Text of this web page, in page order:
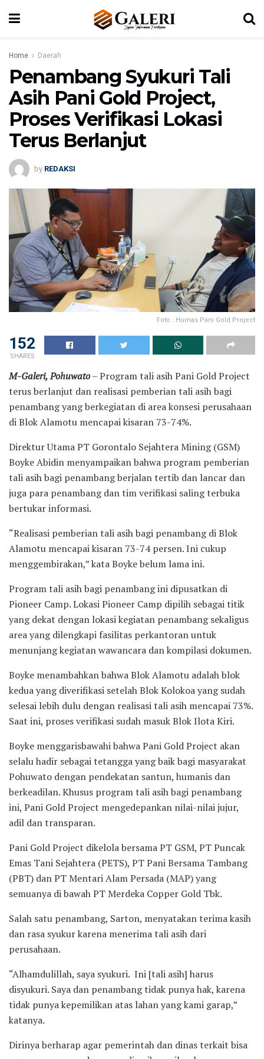
Home Daerah
Penambang Syukuri Tali
Asih Pani Gold Project,
Proses Verifikasi Lokasi
Terus Berlanjut
by REDAKSI
Foto : Humas Pani Gold Project
152
SHARES
M-Galeri, Pohuwato– Program tali asih Pani Gold Project
terus berlanjut dan realisasi pemberian tali asih bagi
penambang yang berkegiatan di area konsesi perusahaan
di Blok Alamotu mencapai kisaran 73-74%.
Direktur Utama PT Gorontalo Sejahtera Mining (GSM)
Boyke Abidin menyampaikan bahwa program pemberian
tali asih bagi penambang berjalan tertib dan lancar dan
juga para penambang dan tim verifikasi saling terbuka
bertukar informasi.
“Realisasi pemberian tali asih bagi penambang di Blok
Alamotu mencapai kisaran 73-74 persen. Ini cukup
menggembirakan,” kata Boyke belum lama ini.
Program tali asih bagi penambang ini dipusatkan di
Pioneer Camp. Lokasi Pioneer Camp dipilih sebagai titik
yang dekat dengan lokasi kegiatan penambang sekaligus
area yang dilengkapi fasilitas perkantoran untuk
menunjang kegiatan wawancara dan kompilasi dokumen.
Boyke menambahkan bahwa Blok Alamotu adalah blok
kedua yang diverifikasi setelah Blok Kolokoa yang sudah
selesai lebih dulu dengan realisasi tali asih mencapai 73%.
Saat ini, proses verifikasi sudah masuk Blok Ilota Kiri.
Boyke menggarisbawahi bahwa Pani Gold Project akan
selalu hadir sebagai tetangga yang baik bagi masyarakat
Pohuwato dengan pendekatan santun, humanis dan
berkeadilan. Khusus program tali asih bagi penambang
ini, Pani Gold Project mengedepankan nilai-nilai jujur,
adil dan transparan.
Pani Gold Project dikelola bersama PT GSM, PT Puncak
Emas Tani Sejahtera (PETS), PT Pani Bersama Tambang
(PBT) dan PT Mentari Alam Persada (MAP) yang
semuanya di bawah PT Merdeka Copper Gold Tbk.
Salah satu penambang, Sarton, menyatakan terima kasih
dan rasa syukur karena menerima tali asih dari
perusahaan.
“Alhamdulillah, saya syukuri. Ini [tali asih] harus
disyukuri. Saya dan penambang tidak punya hak, karena
tidak punya kepemilikan atas lahan yang kami garap,”
katanya.
Dirinya berharap agar pemerintah dan dinas terkait bisa